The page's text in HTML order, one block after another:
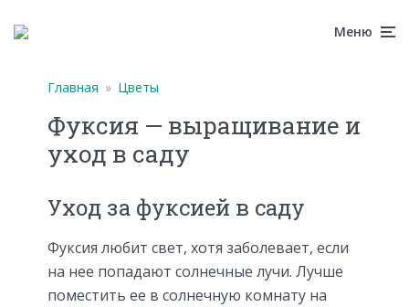
Меню
Главная » Цветы
Фуксия — выращивание и
уход в саду
Уход за фуксией в саду
Фуксия любит свет, хотя заболевает, если
на нее попадают солнечные лучи. Лучше
поместить ее в солнечную комнату на